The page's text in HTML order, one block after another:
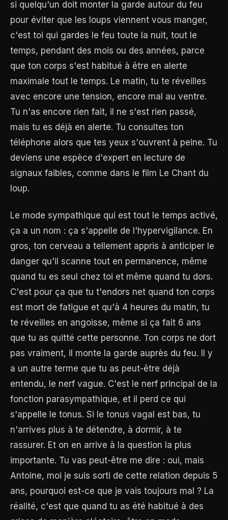
si quelqu'un doit monter la garde autour du feu
pour éviter que les loups viennent vous manger,
c'est toi qui gardes le feu toute la nuit, tout le
temps, pendant des mois ou des années, parce
que ton corps s'est habitué à être en alerte
maximale tout le temps. Le matin, tu te réveilles
avec encore une tension, encore mal au ventre.
Tu n'as encore rien fait, il ne s'est rien passé,
mais tu es déjà en alerte. Tu consultes ton
téléphone alors que tes yeux s'ouvrent à peine. Tu
deviens une espèce d'expert en lecture de
signaux faibles, comme dans le film Le Chant du
loup.
Le mode sympathique qui est tout le temps activé,
ça a un nom : ça s'appelle de l'hypervigilance. En
gros, ton cerveau a tellement appris à anticiper le
danger qu'il scanne tout en permanence, même
quand tu es seul chez toi et même quand tu dors.
C'est pour ça que tu t'endors net quand ton corps
est mort de fatigue et qu'à 4 heures du matin, tu
te réveilles en angoisse, même si ça fait 6 ans
que tu as quitté cette personne. Ton corps ne dort
pas vraiment, il monte la garde auprès du feu. Il y
a un autre terme que tu as peut-être déjà
entendu, le nerf vague. C'est le nerf principal de la
fonction parasympathique, et il perd ce qui
s'appelle le tonus. Si le tonus vagal est bas, tu
n'arrives plus à te détendre, à dormir, à te
rassurer. Et on en arrive à la question la plus
importante. Tu vas peut-être me dire : oui, mais
Antoine, moi je suis sorti de cette relation depuis 5
ans, pourquoi est-ce que je vais toujours mal ? La
réalité, c'est que quand tu as été habitué à des